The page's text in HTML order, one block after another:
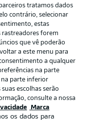
to be
tratamos dados
contrário, selecionar
estas
rastreadores forem
que vê poderão
a este menu para
a qualquer
na parte
na parte inferior
escolhas serão
consulte a nossa
Marca
os dados para